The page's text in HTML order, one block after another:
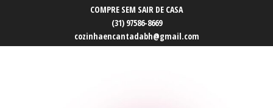
COMPRE SEM SAIR DE CASA
(31) 97586-8669
cozinhaencantadabh@gmail.com